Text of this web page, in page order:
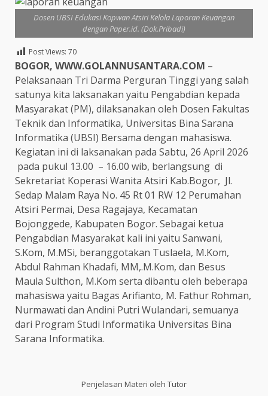
Dosen UBSI Edukasi Kopwan Atsiri Kelola Laporan Keuangan
dengan Paper.id. (Dok.Pribadi)
Post Views: 70
BOGOR, WWW.GOLANNUSANTARA.COM –
Pelaksanaan Tri Darma Perguran Tinggi yang salah
satunya kita laksanakan yaitu Pengabdian kepada
Masyarakat (PM), dilaksanakan oleh Dosen Fakultas
Teknik dan Informatika, Universitas Bina Sarana
Informatika (UBSI) Bersama dengan mahasiswa.
Kegiatan ini di laksanakan pada Sabtu, 26 April 2026
pada pukul 13.00 – 16.00 wib, berlangsung di
Sekretariat Koperasi Wanita Atsiri Kab.Bogor, Jl.
Sedap Malam Raya No. 45 Rt 01 RW 12 Perumahan
Atsiri Permai, Desa Ragajaya, Kecamatan
Bojonggede, Kabupaten Bogor. Sebagai ketua
Pengabdian Masyarakat kali ini yaitu Sanwani,
S.Kom, M.MSi, beranggotakan Tuslaela, M.Kom,
Abdul Rahman Khadafi, MM,.M.Kom, dan Besus
Maula Sulthon, M.Kom serta dibantu oleh beberapa
mahasiswa yaitu Bagas Arifianto, M. Fathur Rohman,
Nurmawati dan Andini Putri Wulandari, semuanya
dari Program Studi Informatika Universitas Bina
Sarana Informatika.
Penjelasan Materi oleh Tutor